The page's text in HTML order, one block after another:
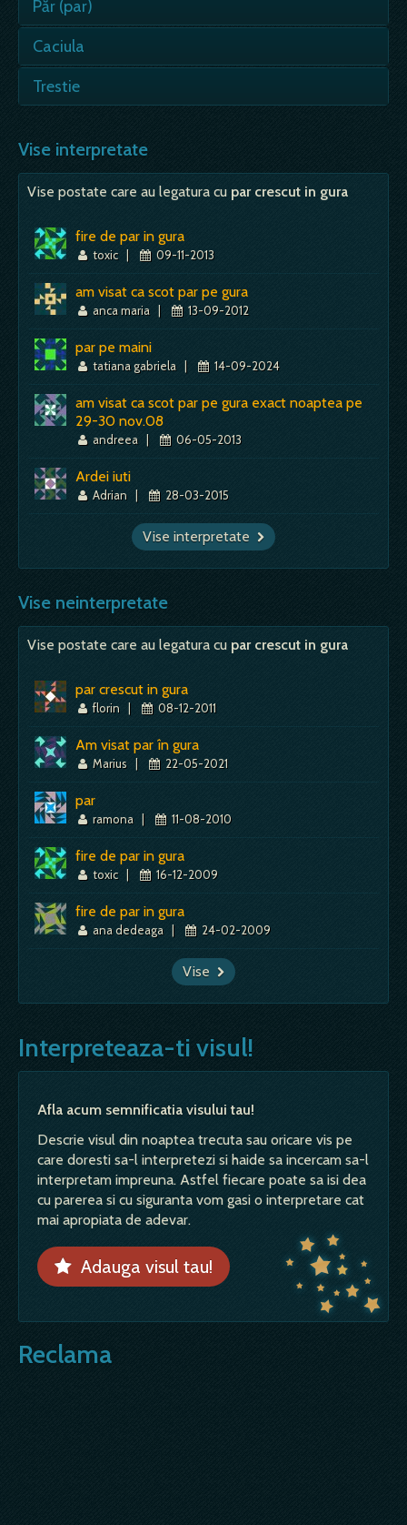
Păr (par)
alb - prevestire a unor placeri, a unor
Caciula
Daca tu porti caciula in vis – te afli intr-o
Mai mult despre acest simbol:
Trestie
ceilalti oameni par a nu mai avea nici o baza si
chiar nici un rost,…
Mai mult despre acest simbol: Dictionar de vise ~ Trestie
Vise interpretate
Vise postate care au legatura cu par crescut in gura
fire de par in gura
toxic | 09-11-2013
am visat ca scot par pe gura
anca maria | 13-09-2012
par pe maini
tatiana gabriela | 14-09-2024
am visat ca scot par pe gura exact noaptea pe
29-30 nov.08
andreea | 06-05-2013
Ardei iuti
Adrian | 28-03-2015
Vise interpretate
Vise neinterpretate
Vise postate care au legatura cu par crescut in gura
par crescut in gura
florin | 08-12-2011
Am visat par în gura
Marius | 22-05-2021
par
ramona | 11-08-2010
fire de par in gura
toxic | 16-12-2009
fire de par in gura
ana dedeaga | 24-02-2009
Vise
Interpreteaza-ti visul!
Afla acum semnificatia visului tau!
Descrie visul din noaptea trecuta sau oricare vis pe
care doresti sa-l interpretezi si haide sa incercam sa-l
interpretam impreuna. Astfel fiecare poate sa isi dea
cu parerea si cu siguranta vom gasi o interpretare cat
mai apropiata de adevar.
Adauga visul tau!
Reclama